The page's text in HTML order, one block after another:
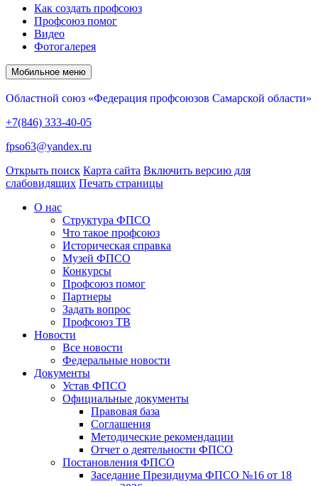
Как создать профсоюз
Профсоюз помог
Видео
Фотогалерея
Мобильное меню
Областной союз «Федерация профсоюзов Самарской области»
+7(846) 333-40-05
fpso63@yandex.ru
Открыть поиск Карта сайта Включить версию для
слабовидящих Печать страницы
О нас
Структура ФПСО
Что такое профсоюз
Историческая справка
Музей ФПСО
Конкурсы
Профсоюз помог
Партнеры
Задать вопрос
Профсоюз ТВ
Новости
Все новости
Федеральные новости
Документы
Устав ФПСО
Официальные документы
Правовая база
Соглашения
Методические рекомендации
Отчет о деятельности ФПСО
Постановления ФПСО
Заседание Президиума ФПСО №16 от 18